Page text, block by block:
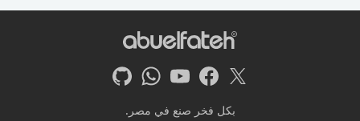
بكل فخر صنع في مصر.